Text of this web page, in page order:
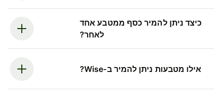
כיצד ניתן להמיר כסף ממטבע אחד
לאחר?
אילו מטבעות ניתן להמיר ב-Wise?